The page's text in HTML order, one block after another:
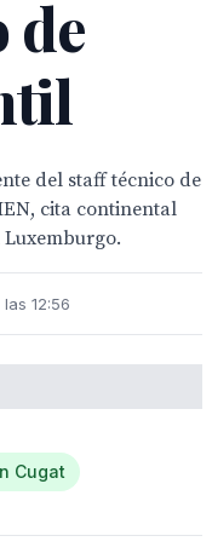
de
del staff técnico de
cita continental
Luxemburgo.
12:56
Cugat